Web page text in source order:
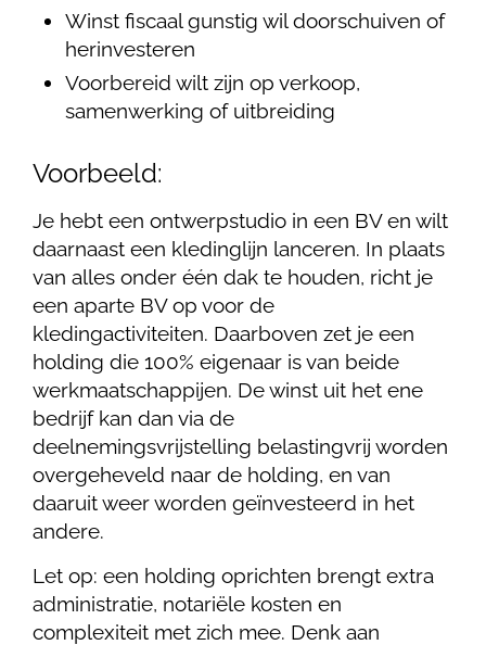
Winst fiscaal gunstig wil doorschuiven of
herinvesteren
Voorbereid wilt zijn op verkoop,
samenwerking of uitbreiding
Voorbeeld:
Je hebt een ontwerpstudio in een BV en wilt
daarnaast een kledinglijn lanceren. In plaats
van alles onder één dak te houden, richt je
een aparte BV op voor de
kledingactiviteiten. Daarboven zet je een
holding die 100% eigenaar is van beide
werkmaatschappijen. De winst uit het ene
bedrijf kan dan via de
deelnemingsvrijstelling belastingvrij worden
overgeheveld naar de holding, en van
daaruit weer worden geïnvesteerd in het
andere.
Let op: een holding oprichten brengt extra
administratie, notariële kosten en
complexiteit met zich mee. Denk aan